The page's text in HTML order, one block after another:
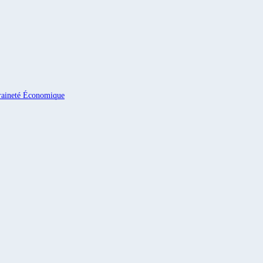
Économique